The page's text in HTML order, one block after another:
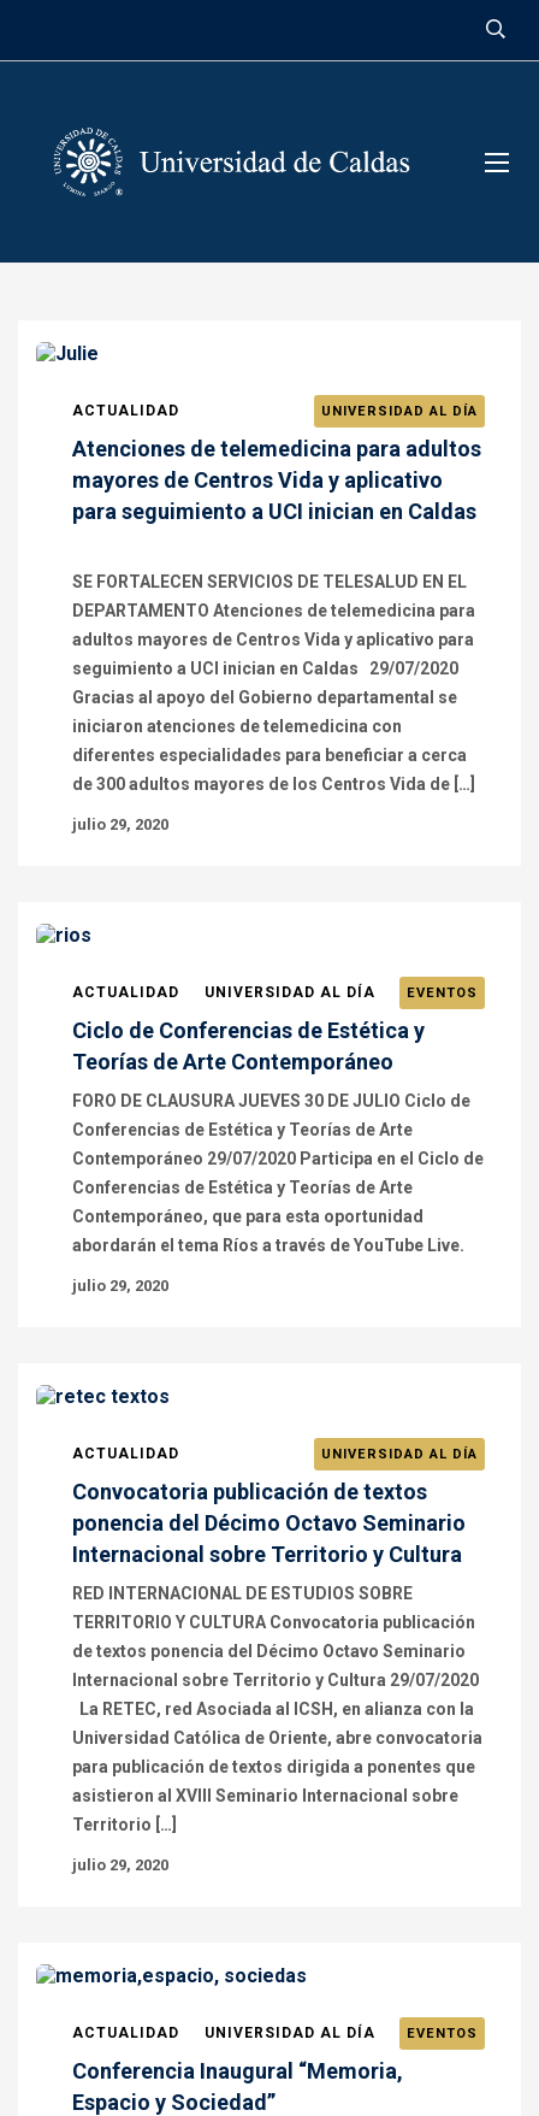
ACTUALIDAD UNIVERSIDAD AL DÍA
Atenciones de telemedicina para adultos
mayores de Centros Vida y aplicativo
para seguimiento a UCI inician en Caldas
SE FORTALECEN SERVICIOS DE TELESALUD EN EL
DEPARTAMENTO Atenciones de telemedicina para
adultos mayores de Centros Vida y aplicativo para
seguimiento a UCI inician en Caldas 29/07/2020
Gracias al apoyo del Gobierno departamental se
iniciaron atenciones de telemedicina con
diferentes especialidades para beneficiar a cerca
de 300 adultos mayores de los Centros Vida de […]
julio 29, 2020
ACTUALIDAD UNIVERSIDAD AL DÍA EVENTOS
Ciclo de Conferencias de Estética y
Teorías de Arte Contemporáneo
FORO DE CLAUSURA JUEVES 30 DE JULIO Ciclo de
Conferencias de Estética y Teorías de Arte
Contemporáneo 29/07/2020 Participa en el Ciclo de
Conferencias de Estética y Teorías de Arte
Contemporáneo, que para esta oportunidad
abordarán el tema Ríos a través de YouTube Live.
julio 29, 2020
ACTUALIDAD UNIVERSIDAD AL DÍA
Convocatoria publicación de textos
ponencia del Décimo Octavo Seminario
Internacional sobre Territorio y Cultura
RED INTERNACIONAL DE ESTUDIOS SOBRE
TERRITORIO Y CULTURA Convocatoria publicación
de textos ponencia del Décimo Octavo Seminario
Internacional sobre Territorio y Cultura 29/07/2020
La RETEC, red Asociada al ICSH, en alianza con la
Universidad Católica de Oriente, abre convocatoria
para publicación de textos dirigida a ponentes que
asistieron al XVIII Seminario Internacional sobre
Territorio […]
julio 29, 2020
ACTUALIDAD UNIVERSIDAD AL DÍA EVENTOS
Conferencia Inaugural “Memoria,
Espacio y Sociedad”